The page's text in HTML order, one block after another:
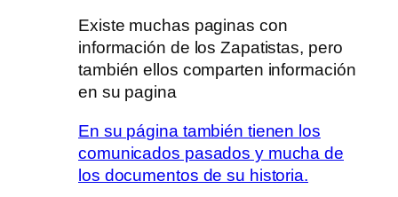
Existe muchas paginas con
información de los Zapatistas, pero
también ellos comparten información
en su pagina
En su página también tienen los
comunicados pasados y mucha de
los documentos de su historia.